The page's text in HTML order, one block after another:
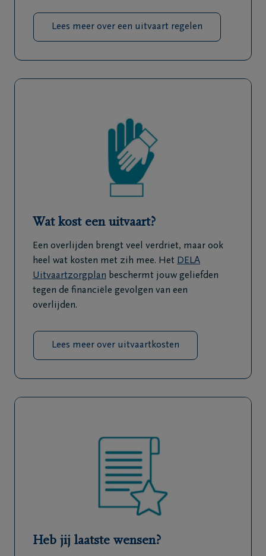
Lees meer over een uitvaart regelen
Wat kost een uitvaart?
Een overlijden brengt veel verdriet, maar ook
heel wat kosten met zih mee. Het DELA
Uitvaartzorgplan beschermt jouw geliefden
tegen de financiële gevolgen van een
overlijden.
Lees meer over uitvaartkosten
Heb jij laatste wensen?